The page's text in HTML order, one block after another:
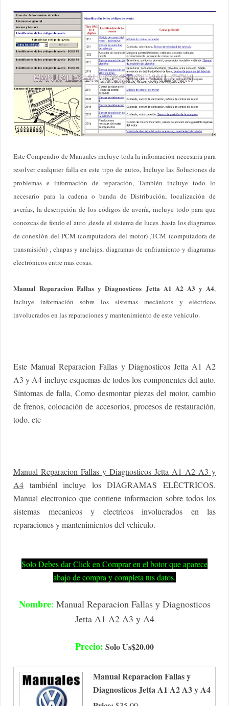
Este Compendio de Manuales incluye toda la información necesaria para
resolver cualquier falla en este tipo de autos, Incluye las Soluciones de
problemas e información de reparación, También incluye todo lo
necesario para la cadena o banda de Distribución, localización de
averías, la descripción de los códigos de avería, incluye todo para que
conozcas de fondo el auto ,desde el sistema de luces ,hasta los diagramas
de conexión del PCM (computadora del motor) ,TCM (computadora de
transmisión) , chapas y anclajes, diagramas de enfriamiento y diagramas
electrónicos entre mas cosas.
Manual Reparacion Fallas y Diagnosticos Jetta A1 A2 A3 y A4,
Incluye información sobre los sistemas mecánicos y eléctricos
involucrados en las reparaciones y mantenimiento de este vehiculo.
Este Manual Reparacion Fallas y Diagnosticos Jetta A1 A2
A3 y A4 incluye esquemas de todos los componentes del auto.
Síntomas de falla, Como desmontar piezas del motor, cambio
de frenos, colocación de accesorios, procesos de restauración,
todo. etc
Manual Reparacion Fallas y Diagnosticos Jetta A1 A2 A3 y
A4 tambiénl incluye los DIAGRAMAS ELÉCTRICOS.
Manual electronico que contiene informacion sobre todos los
sistemas mecanicos y electricos involucrados en las
reparaciones y mantenimientos del vehiculo.
Solo Debes dar Click en Comprar en el botor que aparece
abajo de compra y completa tus datos.
Nombre: Manual Reparacion Fallas y Diagnosticos
Jetta A1 A2 A3 y A4
Precio: Solo Us$20.00
Manual Reparacion Fallas y
Diagnosticos Jetta A1 A2 A3 y A4